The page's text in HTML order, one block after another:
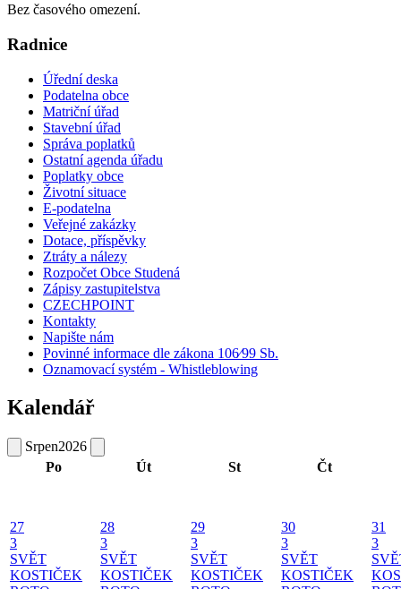
Bez časového omezení.
Radnice
Úřední deska
Podatelna obce
Matriční úřad
Stavební úřad
Správa poplatků
Ostatní agenda úřadu
Poplatky obce
Životní situace
E-podatelna
Veřejné zakázky
Dotace, příspěvky
Ztráty a nálezy
Rozpočet Obce Studená
Zápisy zastupitelstva
CZECHPOINT
Kontakty
Napište nám
Povinné informace dle zákona 106⁄99 Sb.
Oznamovací systém - Whistleblowing
Kalendář
Srpen2026
Po
Út St Čt
27
3
SVĚT
KOSTIČEK
28
3
SVĚT
KOSTIČEK
29
3
SVĚT
KOSTIČEK
30
3
SVĚT
KOSTIČEK
31
3